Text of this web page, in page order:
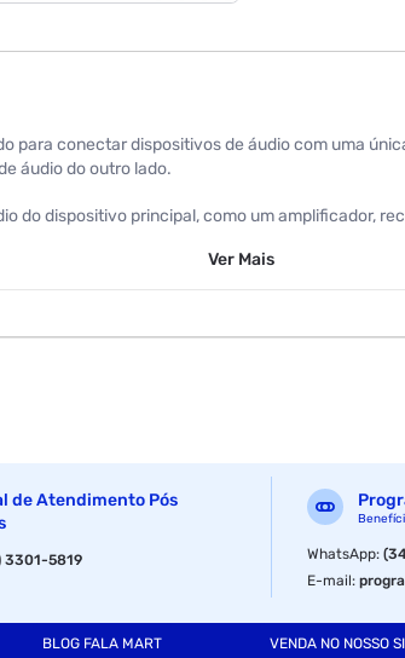
para conectar dispositivos de áudio com uma
áudio do outro lado.
do dispositivo principal, como um amplificador,
Ver Mais
de Atendimento Pós
3301-5819 WhatsApp:
E-mail:
BLOG FALA MART VENDA NO NOSSO